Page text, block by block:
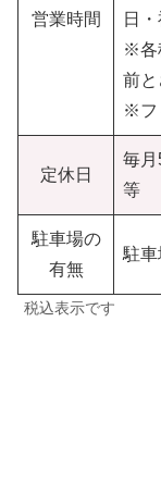
営業時間
日
※各
前と
※フ
定休日
毎月
等
駐車場の
有無
駐車
税込表示です